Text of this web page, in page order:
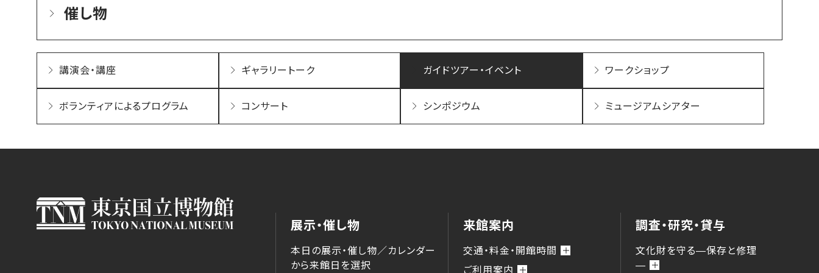
催し物
講演会・講座 ギャラリートーク ガイドツアー・イベント ワークショップ
ボランティアによるプログラム コンサート シンポジウム ミュージアムシアター
展示・催し物
本日の展示・催し物／カレンダー
から来館⽇を選択
来館案内
交通・料金・開館時間
ご利用案内
調査・研究・貸与
文化財を守る―保存と修理
―